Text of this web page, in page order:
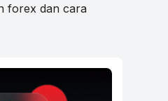
forex dan cara